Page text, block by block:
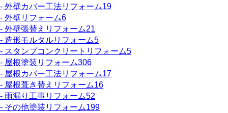
- 外壁カバー工法リフォーム19
- 外壁リフォーム6
- 外壁張替えリフォーム21
- 造形モルタルリフォーム5
- スタンプコンクリートリフォーム5
- 屋根塗装リフォーム306
- 屋根カバー工法リフォーム17
- 屋根葺き替えリフォーム16
- 雨漏り工事リフォーム52
- その他塗装リフォーム199